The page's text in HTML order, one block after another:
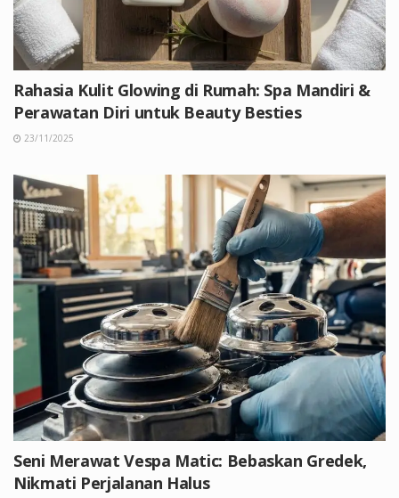
Rahasia Kulit Glowing di Rumah: Spa Mandiri &
Perawatan Diri untuk Beauty Besties
23/11/2025
Seni Merawat Vespa Matic: Bebaskan Gredek,
Nikmati Perjalanan Halus